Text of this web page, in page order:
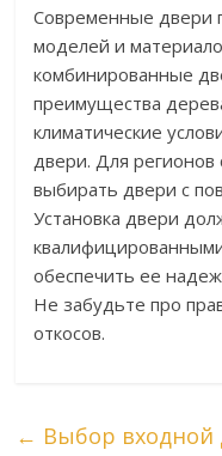
Современные двери
моделей и
комбинированные
преимущества
климатические
двери. Для
выбирать двери с
Установка двери
обеспечить ее
Не забудьте про
откосов.
← Выбор входной